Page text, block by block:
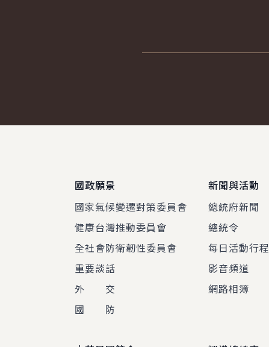
國政願景
國家氣候變遷對策委員會
健康台灣推動委員會
全社會防衛韌性委員會
重要談話
外 交
國 防
新聞與活動
總統府新聞
總統令
每日活動行程
影音頻道
網路相簿